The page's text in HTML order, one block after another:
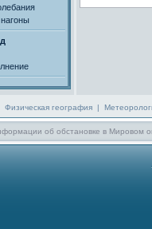
Физическая география |
об обстановке в Мировом